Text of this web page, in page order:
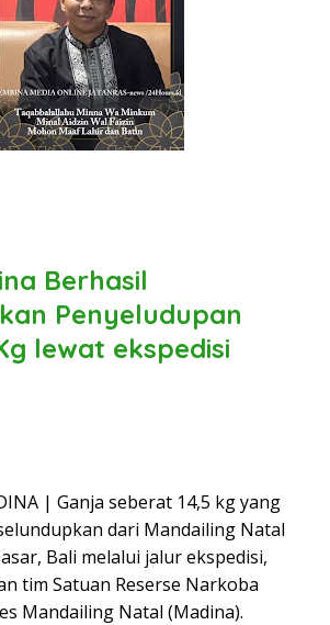
Berhasil
Penyeludupan
lewat ekspedisi
| Ganja seberat 14,5 kg yang
dari Mandailing Natal
Bali melalui jalur ekspedisi,
tim Satuan Reserse Narkoba
Mandailing Natal (Madina).